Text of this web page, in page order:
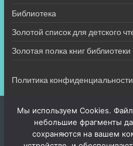
Библиотека
Золотой список для детского
Золотая полка книг библиотеки
Политика конфиденциальности
Мы используем Cookies.
небольшие фрагменты
сохраняются на вашем